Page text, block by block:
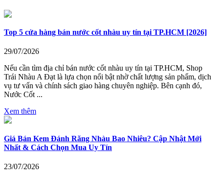
Top 5 cửa hàng bán nước cốt nhàu uy tín tại TP.HCM [2026]
29/07/2026
Nếu cần tìm địa chỉ bán nước cốt nhàu uy tín tại TP.HCM, Shop
Trái Nhàu A Đạt là lựa chọn nổi bật nhờ chất lượng sản phẩm, dịch
vụ tư vấn và chính sách giao hàng chuyên nghiệp. Bên cạnh đó,
Nước Cốt ...
Xem thêm
Giá Bán Kem Đánh Răng Nhàu Bao Nhiêu? Cập Nhật Mới
Nhất & Cách Chọn Mua Uy Tín
23/07/2026